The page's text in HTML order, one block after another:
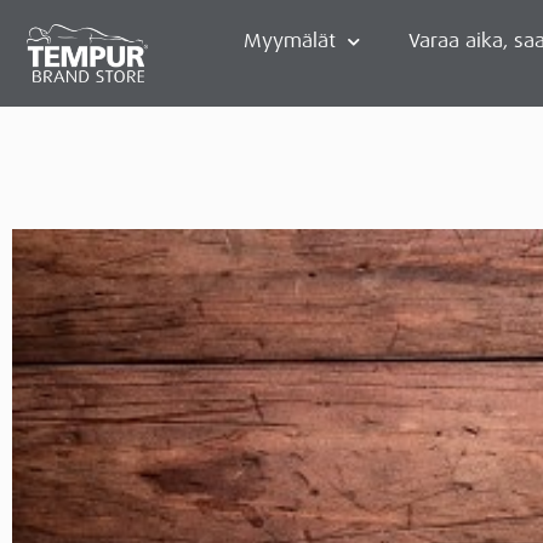
Myymälät Varaa aika,